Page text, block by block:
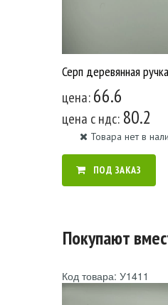
Серп деревянная
цена:66.6
цена c ндс: 80.2
Товара нет в
ПОД ЗАКАЗ
Покупают
Код товара: У1411